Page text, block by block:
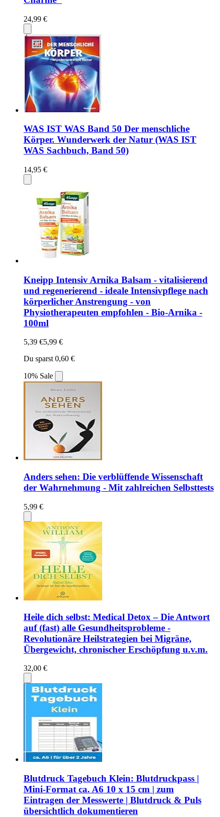
24,99 €
WAS IST WAS Band 50 Der menschliche
Körper. Wunderwerk der Natur (WAS IST
WAS Sachbuch, Band 50)
14,95 €
Kneipp Intensiv Arnika Balsam - vitalisierend
und regenerierend - ideale Intensivpflege nach
körperlicher Anstrengung - von
Physiotherapeuten empfohlen - Bio-Arnika -
100ml
5,39 €5,99 €
Du sparst 0,60 €
10% Sale
Anders sehen: Die verblüffende Wissenschaft
der Wahrnehmung - Mit zahlreichen Selbsttests
5,99 €
Heile dich selbst: Medical Detox – Die Antwort
auf (fast) alle Gesundheitsprobleme -
Revolutionäre Heilstrategien bei Migräne,
Übergewicht, chronischer Erschöpfung u.v.m.
32,00 €
Blutdruck Tagebuch Klein: Blutdruckpass |
Mini-Format ca. A6 10 x 15 cm | zum
Eintragen der Messwerte | Blutdruck & Puls
übersichtlich dokumentieren